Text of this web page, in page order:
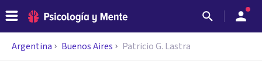
Argentina Buenos Aires Patricio G. Lastra